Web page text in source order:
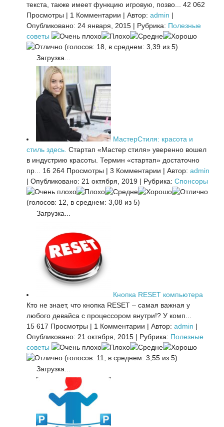
текста, также имеет функцию игровую, позво... 42 062
Просмотры | 1 Комментарии | Автор: admin |
Опубликовано: 24 января, 2015 | Рубрика: Полезные
советы
(голосов: 18, в среднем: 3,39 из 5)
Загрузка...
МастерСтиля: красота и
стиль здесь. Стартап «Мастер стиля» уверенно вошел
в индустрию красоты. Термин «стартап» достаточно
пр... 16 264 Просмотры | 3 Комментарии | Автор: admin
| Опубликовано: 21 октября, 2019 | Рубрика: Спонсоры
(голосов: 12, в среднем: 3,08 из 5)
Загрузка...
Кнопка RESET компьютера
Кто не знает, что кнопка RESET – самая важная у
любого девайса с процессором внутри!? У комп...
15 617 Просмотры | 1 Комментарии | Автор: admin |
Опубликовано: 21 октября, 2015 | Рубрика: Полезные
советы
(голосов: 11, в среднем: 3,55 из 5)
Загрузка...